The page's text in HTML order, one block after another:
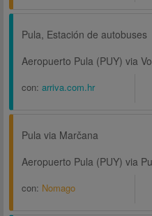
Pula, Estación de autobuses
Aeropuerto Pula (PUY) via
con: arriva.com.hr
Pula via Marčana
Aeropuerto Pula (PUY) via
con: Nomago